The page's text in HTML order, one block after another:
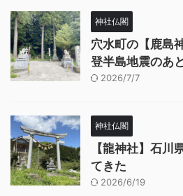
神社仏閣
穴水町の【鹿島
登半島地震のあと
2026/7/7
神社仏閣
【龍神社】石川
てきた
2026/6/19